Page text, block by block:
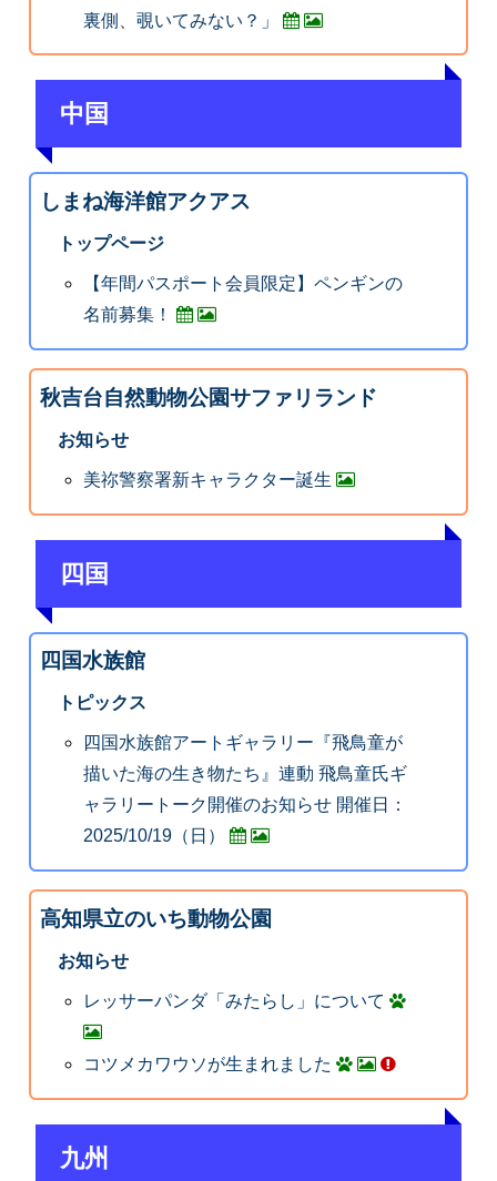
裏側、覗いてみない？」
中国
しまね海洋館アクアス
トップページ
【年間パスポート会員限定】ペンギンの
名前募集！
秋吉台自然動物公園サファリランド
お知らせ
美祢警察署新キャラクター誕生
四国
四国水族館
トピックス
四国水族館アートギャラリー『飛鳥童が
描いた海の生き物たち』連動 飛鳥童氏ギ
ャラリートーク開催のお知らせ 開催日：
2025/10/19（日）
高知県立のいち動物公園
お知らせ
レッサーパンダ「みたらし」について
コツメカワウソが生まれました
九州